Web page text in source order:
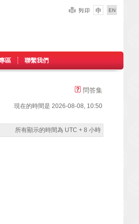
區 聯繫我們
問答集
現在的時間是 2026-08-08, 10:50
所有顯示的時間為 UTC + 8 小時